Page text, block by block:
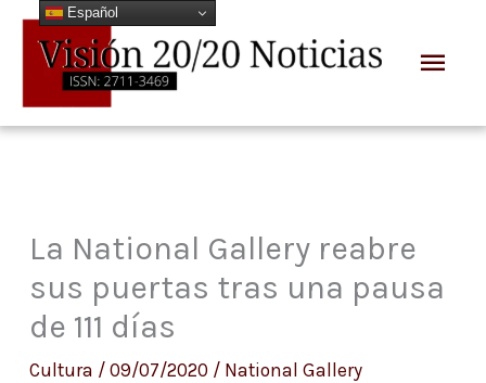
contenido
La National Gallery reabre
sus puertas tras una pausa
de 111 días
Cultura / 09/07/2020 / National Gallery
Español